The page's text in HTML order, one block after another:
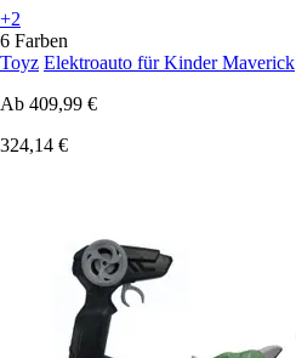
+2
6 Farben
Toyz Elektroauto für Kinder Maverick
Ab 409,99 €
324,14 €